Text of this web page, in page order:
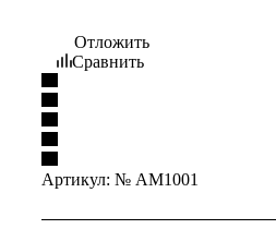
Отложить
Сравнить
Артикул: № AM1001